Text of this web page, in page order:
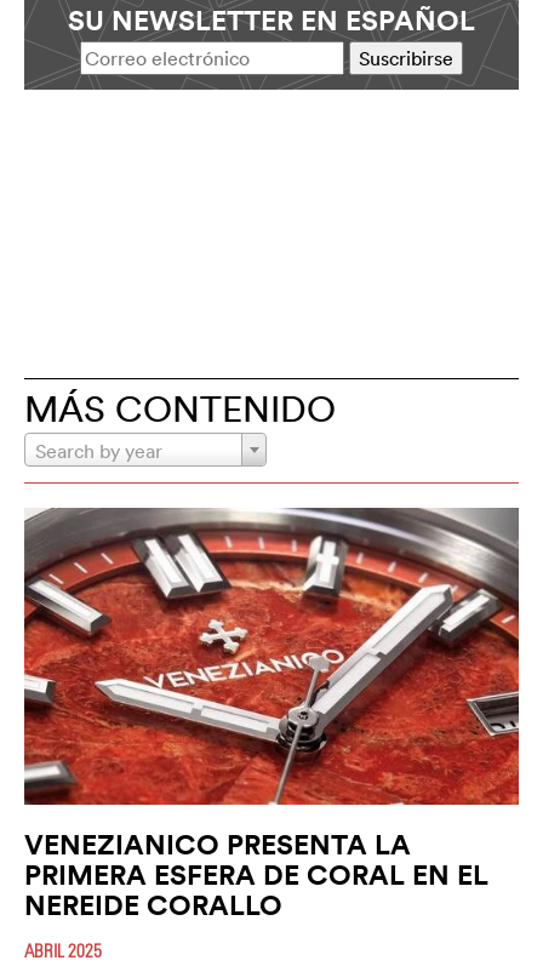
SU NEWSLETTER EN ESPAÑOL
MÁS CONTENIDO
Search by year
VENEZIANICO PRESENTA LA
PRIMERA ESFERA DE CORAL EN EL
NEREIDE CORALLO
ABRIL 2025